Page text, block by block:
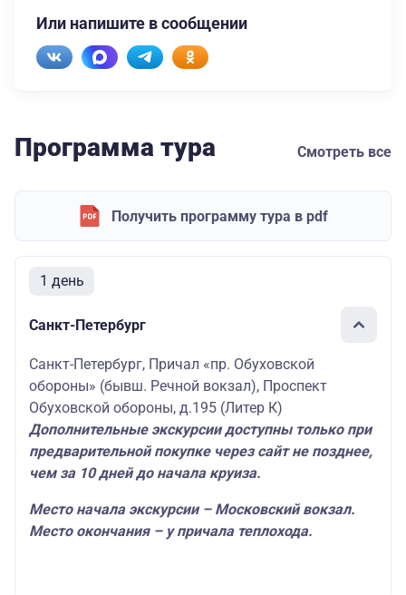
Или напишите в сообщении
Программа тура Смотреть все
Получить программу тура в pdf
1 день
Санкт-Петербург
Санкт-Петербург, Причал «пр. Обуховской
обороны» (бывш. Речной вокзал), Проспект
Обуховской обороны, д.195 (Литер К)
Дополнительные экскурсии доступны только при
предварительной покупке через сайт не позднее,
чем за 10 дней до начала круиза.
Место начала экскурсии – Московский вокзал.
Место окончания – у причала теплохода.